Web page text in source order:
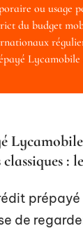
ou usage
du budget
:
de